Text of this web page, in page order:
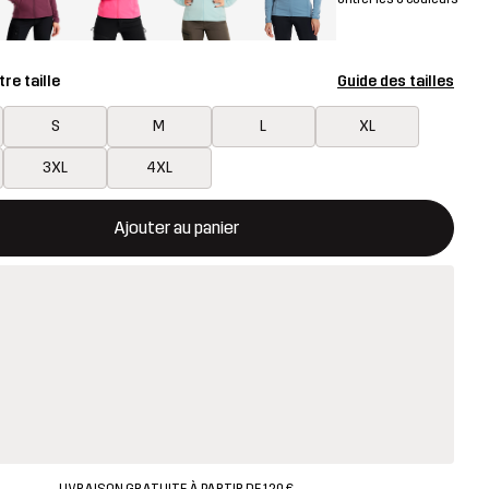
taille Guide des tailles
S M L XL
3XL 4XL
Ajouter au panier
une fenêtre modale confirmant un nouvel article dans le